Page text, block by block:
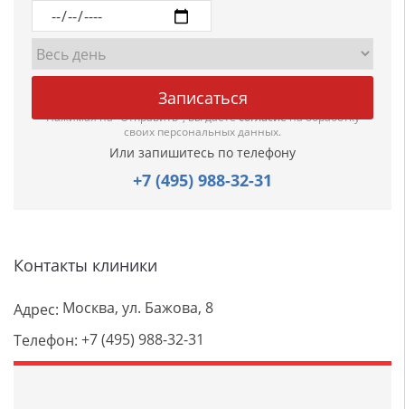
Нажимая на "Отправить", вы даетесогласиена обработку
своих персональных данных.
Или запишитесь по телефону
+7 (495) 988-32-31
Контакты клиники
Адрес: Москва, ул. Бажова, 8
Телефон: +7 (495) 988-32-31